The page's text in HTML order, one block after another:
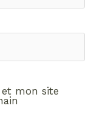
mon site